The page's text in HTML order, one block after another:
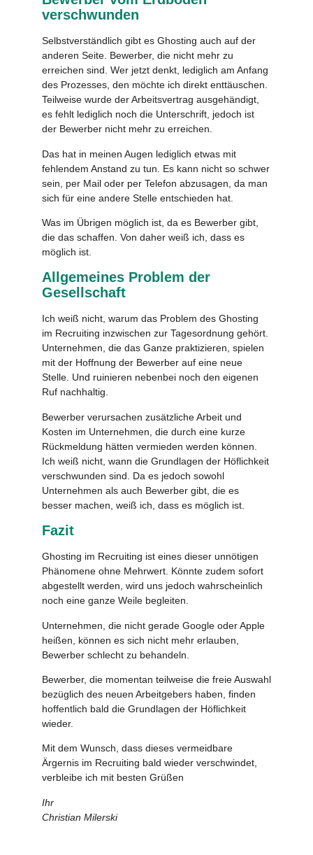
verschwunden
Selbstverständlich gibt es Ghosting auch auf der
anderen Seite. Bewerber, die nicht mehr zu
erreichen sind. Wer jetzt denkt, lediglich am Anfang
des Prozesses, den möchte ich direkt enttäuschen.
Teilweise wurde der Arbeitsvertrag ausgehändigt,
es fehlt lediglich noch die Unterschrift, jedoch ist
der Bewerber nicht mehr zu erreichen.
Das hat in meinen Augen lediglich etwas mit
fehlendem Anstand zu tun. Es kann nicht so schwer
sein, per Mail oder per Telefon abzusagen, da man
sich für eine andere Stelle entschieden hat.
Was im Übrigen möglich ist, da es Bewerber gibt,
die das schaffen. Von daher weiß ich, dass es
möglich ist.
Allgemeines Problem der
Gesellschaft
Ich weiß nicht, warum das Problem des Ghosting
im Recruiting inzwischen zur Tagesordnung gehört.
Unternehmen, die das Ganze praktizieren, spielen
mit der Hoffnung der Bewerber auf eine neue
Stelle. Und ruinieren nebenbei noch den eigenen
Ruf nachhaltig.
Bewerber verursachen zusätzliche Arbeit und
Kosten im Unternehmen, die durch eine kurze
Rückmeldung hätten vermieden werden können.
Ich weiß nicht, wann die Grundlagen der Höflichkeit
verschwunden sind. Da es jedoch sowohl
Unternehmen als auch Bewerber gibt, die es
besser machen, weiß ich, dass es möglich ist.
Fazit
Ghosting im Recruiting ist eines dieser unnötigen
Phänomene ohne Mehrwert. Könnte zudem sofort
abgestellt werden, wird uns jedoch wahrscheinlich
noch eine ganze Weile begleiten.
Unternehmen, die nicht gerade Google oder Apple
heißen, können es sich nicht mehr erlauben,
Bewerber schlecht zu behandeln.
Bewerber, die momentan teilweise die freie Auswahl
bezüglich des neuen Arbeitgebers haben, finden
hoffentlich bald die Grundlagen der Höflichkeit
wieder.
Mit dem Wunsch, dass dieses vermeidbare
Ärgernis im Recruiting bald wieder verschwindet,
verbleibe ich mit besten Grüßen
Ihr
Christian Milerski